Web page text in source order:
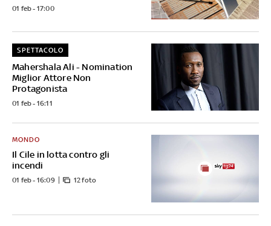
01 feb - 17:00
Mahershala Ali - Nomination
Miglior Attore Non
Protagonista
SPETTACOLO
01 feb - 16:11
Il Cile in lotta contro gli
incendi
MONDO
01 feb - 16:09 12 foto